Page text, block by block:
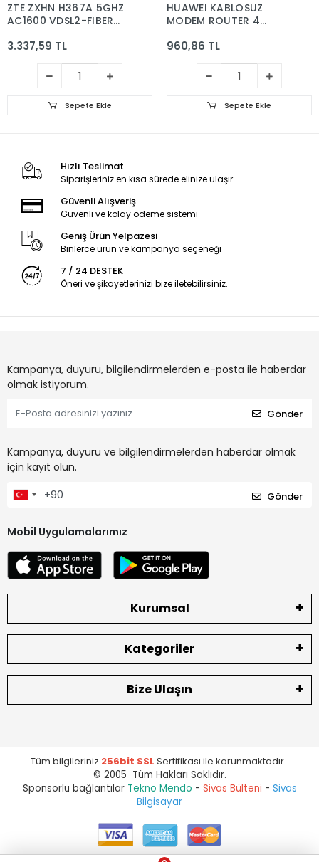
ZTE ZXHN H367A 5GHZ
AC1600 VDSL2-FIBER
3.337,59 TL
Sepete Ekle
HUAWEI KABLOSUZ
MODEM ROUTER 4
ADSL2+VDSL USB
960,86 TL
Sepete Ekle
Hızlı Teslimat
Siparişleriniz en kısa sürede elinize ulaşır.
Güvenli Alışveriş
Güvenli ve kolay ödeme sistemi
Geniş Ürün Yelpazesi
Binlerce ürün ve kampanya seçeneği
7 / 24 DESTEK
Öneri ve şikayetlerinizi bize iletebilirsiniz.
Kampanya, duyuru, bilgilendirmelerden e-posta ile haberdar
olmak istiyorum.
Gönder
Kampanya, duyuru ve bilgilendirmelerden haberdar olmak
için kayıt olun.
Gönder
Mobil Uygulamalarımız
Kurumsal
Kategoriler
Bize Ulaşın
Tüm bilgileriniz 256bit SSL Sertifikası ile korunmaktadır.
© 2005 Tüm Hakları Saklıdır.
Sponsorlu bağlantılar Tekno Mendo - Sivas Bülteni - Sivas
Bilgisayar